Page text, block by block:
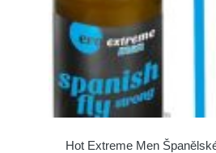
Hot Extreme Men